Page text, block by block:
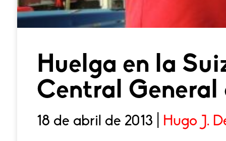
Huelga en la
Central General
18 de abril de 2013 | Hugo J.